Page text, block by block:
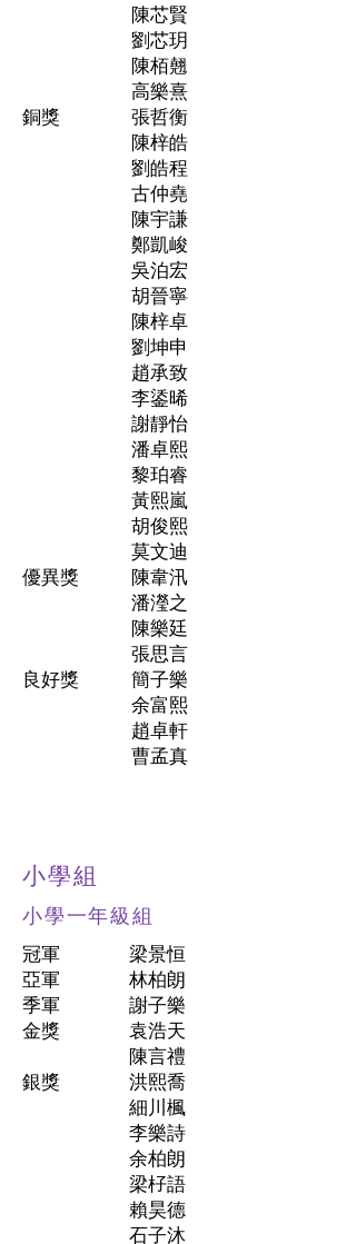
銅獎
優異獎
​良好獎
陳芯賢
劉芯玥
陳栢翹
高樂熹
張哲衡
陳梓皓
劉皓程
古仲堯
陳宇謙
鄭凱峻
吳泊宏
胡晉寧
陳梓卓
劉坤申
趙承致
李鋈晞
謝靜怡
潘卓熙
黎珀睿
黃熙嵐
胡俊熙
莫文迪
陳韋汛
潘瀅之
陳樂廷
張思言
簡子樂
余富熙
趙卓軒
曹孟真
小學組
小學一年級組
冠軍
亞軍
季軍
金獎
銀獎
梁景恒
林柏朗
謝子樂
袁浩天
陳言禮
洪熙喬
細川楓
李樂詩
余柏朗
梁杍語
賴昊德
石子沐